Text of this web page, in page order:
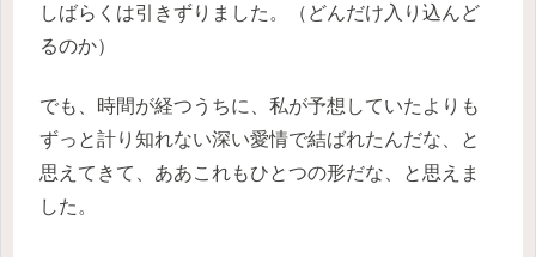
しばらくは引きずりました。（どんだけ入り込んど
るのか）
でも、時間が経つうちに、私が予想していたよりも
ずっと計り知れない深い愛情で結ばれたんだな、と
思えてきて、ああこれもひとつの形だな、と思えま
した。